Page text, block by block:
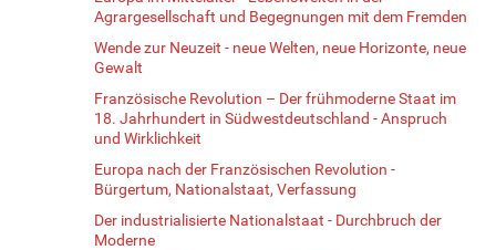
Agrargesellschaft und Begegnungen mit dem Fremden
Wende zur Neuzeit - neue Welten, neue Horizonte, neue
Gewalt
Französische Revolution – Der frühmoderne Staat im
18. Jahrhundert in Südwestdeutschland - Anspruch
und Wirklichkeit
Europa nach der Französischen Revolution -
Bürgertum, Nationalstaat, Verfassung
Der industrialisierte Nationalstaat - Durchbruch der
Moderne